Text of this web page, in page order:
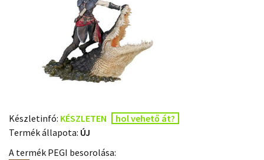
Készletinfó: KÉSZLETEN
hol vehető át?
Termék állapota: ÚJ
A termék PEGI besorolása: